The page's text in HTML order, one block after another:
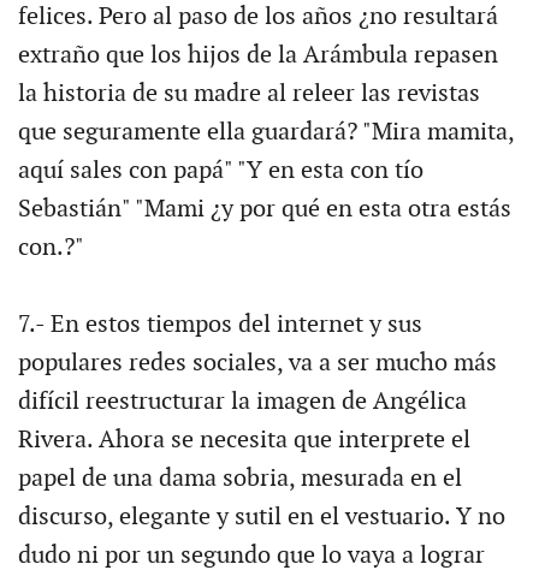
felices. Pero al paso de los años ¿no resultará
extraño que los hijos de la Arámbula repasen
la historia de su madre al releer las revistas
que seguramente ella guardará? "Mira mamita,
aquí sales con papá" "Y en esta con tío
Sebastián" "Mami ¿y por qué en esta otra estás
con.?"
7.- En estos tiempos del internet y sus
populares redes sociales, va a ser mucho más
difícil reestructurar la imagen de Angélica
Rivera. Ahora se necesita que interprete el
papel de una dama sobria, mesurada en el
discurso, elegante y sutil en el vestuario. Y no
dudo ni por un segundo que lo vaya a lograr